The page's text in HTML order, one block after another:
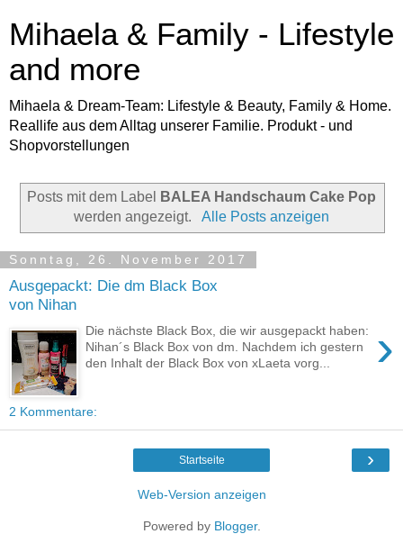
Mihaela & Family - Lifestyle
and more
Mihaela & Dream-Team: Lifestyle & Beauty, Family & Home.
Reallife aus dem Alltag unserer Familie. Produkt - und
Shopvorstellungen
Posts mit dem Label
BALEA Handschaum Cake Pop
werden angezeigt.
Alle Posts anzeigen
Sonntag, 26. November 2017
Ausgepackt: Die dm Black Box
von Nihan
›
Die nächste Black Box, die wir ausgepackt haben:
Nihan´s Black Box von dm. Nachdem ich gestern
den Inhalt der Black Box von xLaeta vorg...
2 Kommentare:
›
Startseite
Web-Version anzeigen
Powered by Blogger.